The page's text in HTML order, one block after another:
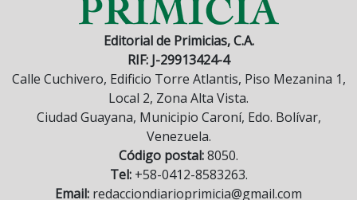
Editorial de Primicias, C.A.
RIF: J-29913424-4
Calle Cuchivero, Edificio Torre Atlantis, Piso Mezanina 1,
Local 2, Zona Alta Vista.
Ciudad Guayana, Municipio Caroní, Edo. Bolívar,
Venezuela.
Código postal:8050.
Tel:+58-0412-8583263.
Email: redacciondiarioprimicia@gmail.com